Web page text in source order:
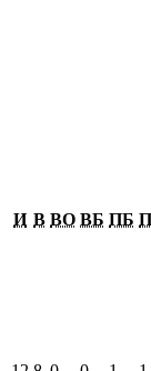
И В ВО ВБ ПБ